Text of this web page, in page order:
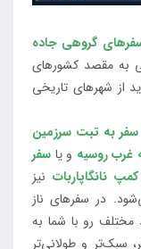
گروهی جاده
به مقصد کشورهای
از شهرهای تاریخی
سفر به تبت سرزمین
غرب روسیه و یا سفر
نانگاپاربات نیز
در سفرهای ناز
مختلف رو با شما به
سبک‌تر و طولانی‌تر